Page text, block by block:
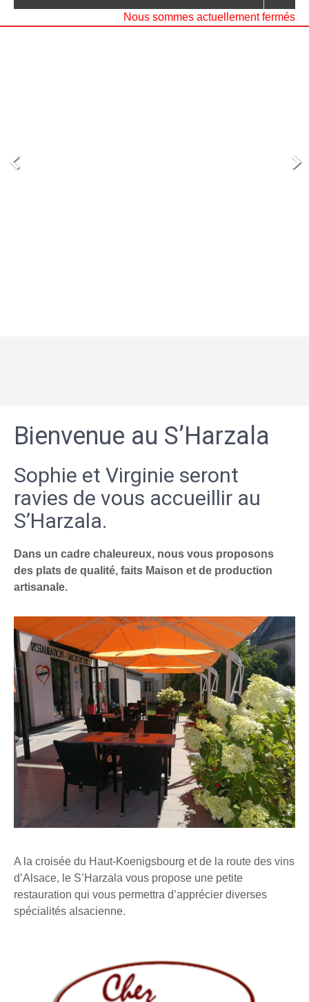
Nous sommes actuellement fermés
Bienvenue au S’Harzala
Sophie et Virginie seront
ravies de vous accueillir au
S’Harzala.
Dans un cadre chaleureux, nous vous proposons
des plats de qualité, faits Maison et de production
artisanale.
A la croisée du Haut-Koenigsbourg et de la route des vins
d’Alsace, le S’Harzala vous propose une petite
restauration qui vous permettra d’apprécier diverses
spécialités alsacienne.